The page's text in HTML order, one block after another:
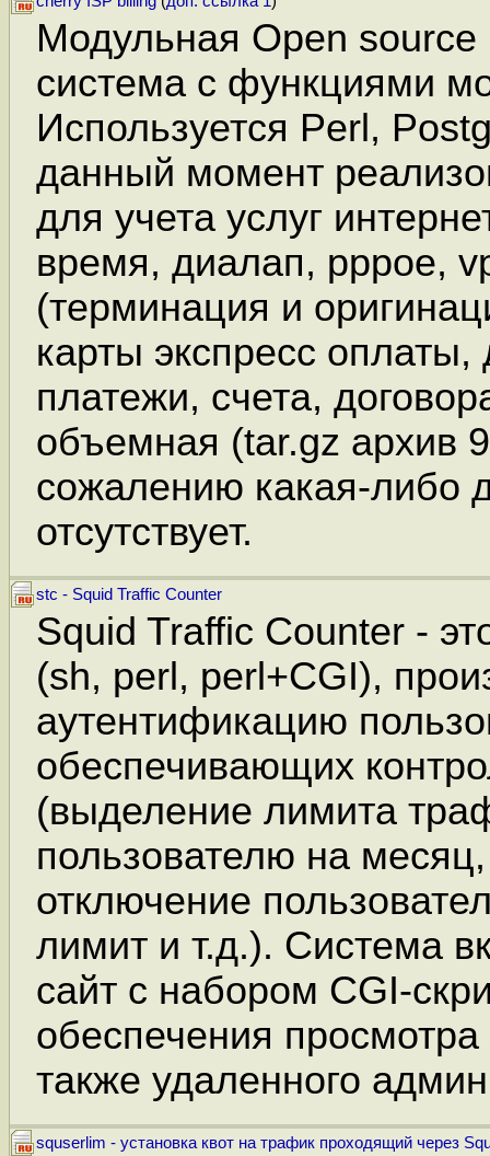
Модульная Open source
система с функциями
Используется Perl,
данный момент
для учета услуг
время, диалап, pppoe,
(терминация и
карты экспресс
платежи, счета,
объемная (tar.gz архив
сожалению какая-либо
отсутствует.
stc - Squid Traffic Counter
Squid Traffic Counter -
(sh, perl, perl+CGI),
аутентификацию
обеспечивающих
(выделение лимита
пользователю на
отключение
лимит и т.д.). Система
сайт с набором CGI-
обеспечения просмотра
также удаленного
squserlim - установка квот на трафик проходящий через